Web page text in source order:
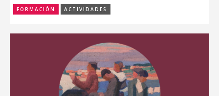
FORMACIÓN ACTIVIDADES